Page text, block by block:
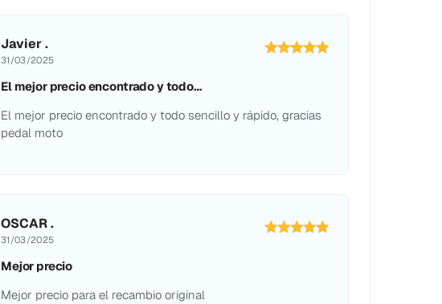
Javier .
31/03/2025
El mejor precio encontrado y todo…
El mejor precio encontrado y todo sencillo y rápido, gracias
pedal moto
OSCAR .
31/03/2025
Mejor precio
Mejor precio para el recambio original